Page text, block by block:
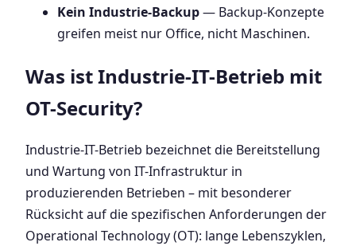
Kein Industrie-Backup— Backup-Konzepte
greifen meist nur Office, nicht Maschinen.
Was ist Industrie-IT-Betrieb mit
OT-Security?
Industrie-IT-Betrieb bezeichnet die Bereitstellung
und Wartung von IT-Infrastruktur in
produzierenden Betrieben – mit besonderer
Rücksicht auf die spezifischen Anforderungen der
Operational Technology (OT): lange Lebenszyklen,